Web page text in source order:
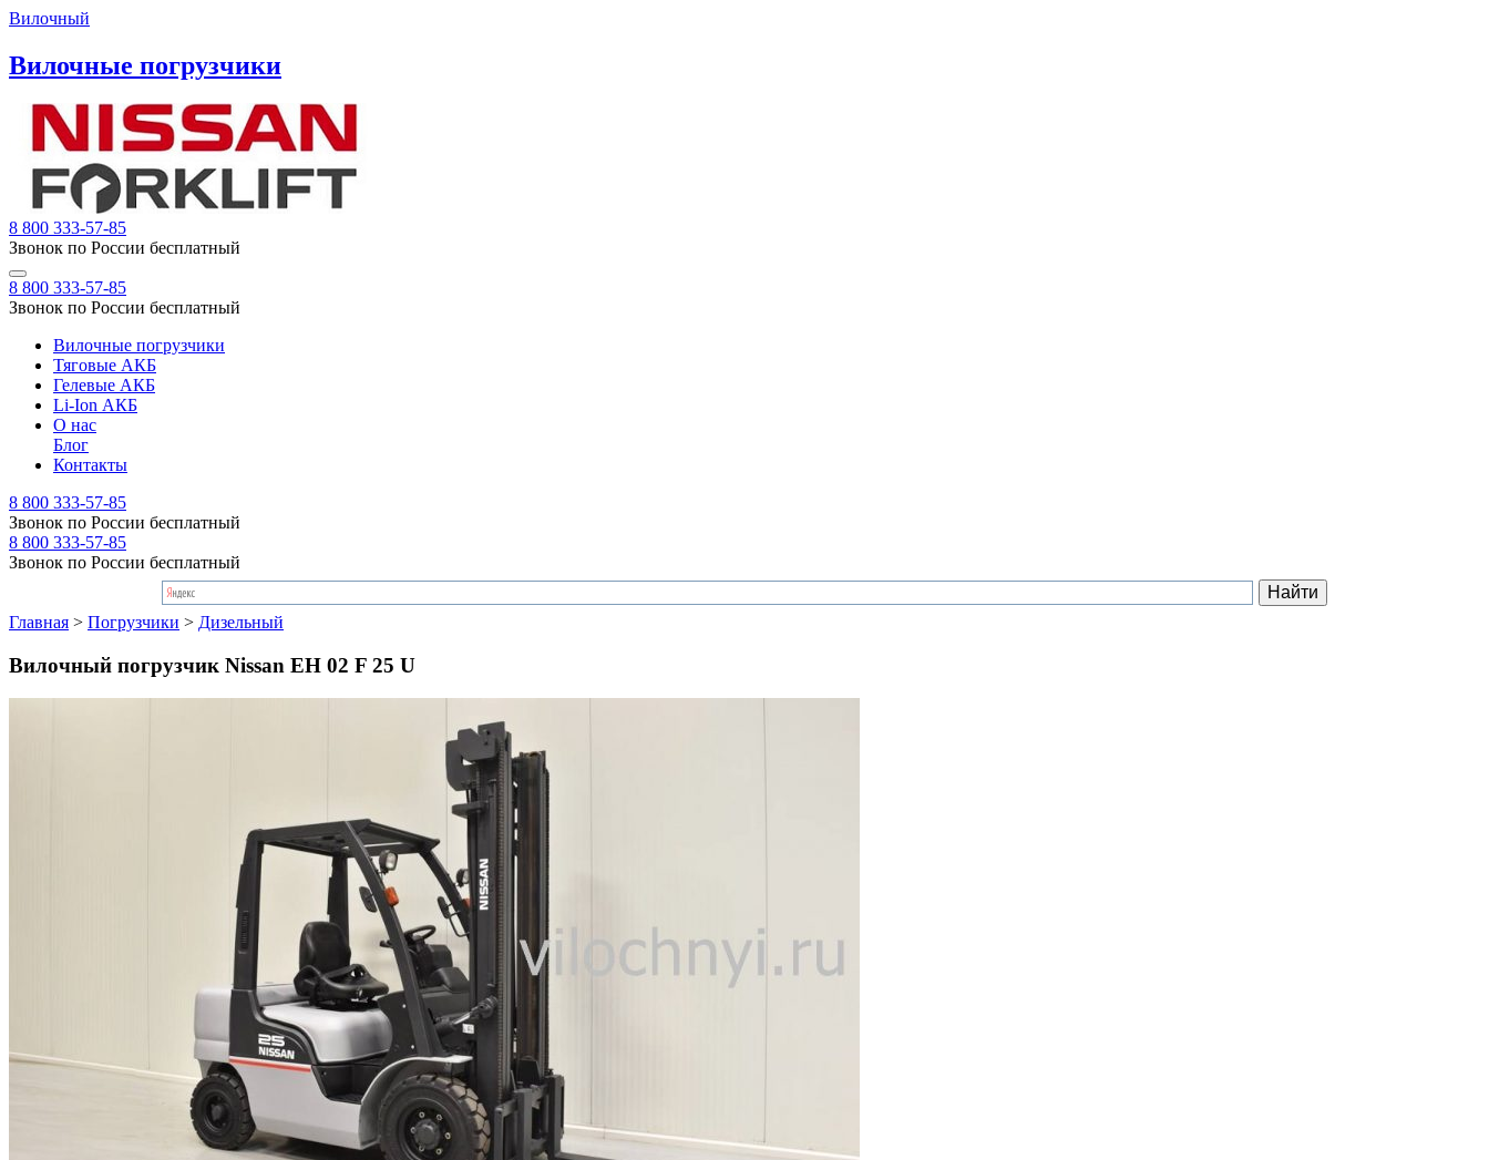
Вилочный
Вилочные погрузчики
8 800 333-57-85
Звонок по России бесплатный
8 800 333-57-85
Звонок по России бесплатный
Вилочные погрузчики
Тяговые АКБ
Гелевые АКБ
Li-Ion АКБ
О нас
Блог
Контакты
8 800 333-57-85
Звонок по России бесплатный
8 800 333-57-85
Звонок по России бесплатный
Главная > Погрузчики > Дизельный
Вилочный погрузчик Nissan EH 02 F 25 U